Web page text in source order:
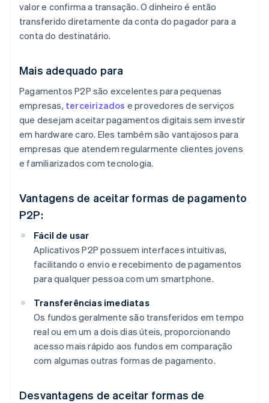
valor e confirma a transação. O dinheiro é então
transferido diretamente da conta do pagador para a
conta do destinatário.
Mais adequado para
Pagamentos P2P são excelentes para pequenas
empresas, terceirizados e provedores de serviços
que desejam aceitar pagamentos digitais sem investir
em hardware caro. Eles também são vantajosos para
empresas que atendem regularmente clientes jovens
e familiarizados com tecnologia.
Vantagens de aceitar formas de pagamento
P2P:
Fácil de usar
Aplicativos P2P possuem interfaces intuitivas,
facilitando o envio e recebimento de pagamentos
para qualquer pessoa com um smartphone.
Transferências imediatas
Os fundos geralmente são transferidos em tempo
real ou em um a dois dias úteis, proporcionando
acesso mais rápido aos fundos em comparação
com algumas outras formas de pagamento.
Desvantagens de aceitar formas de